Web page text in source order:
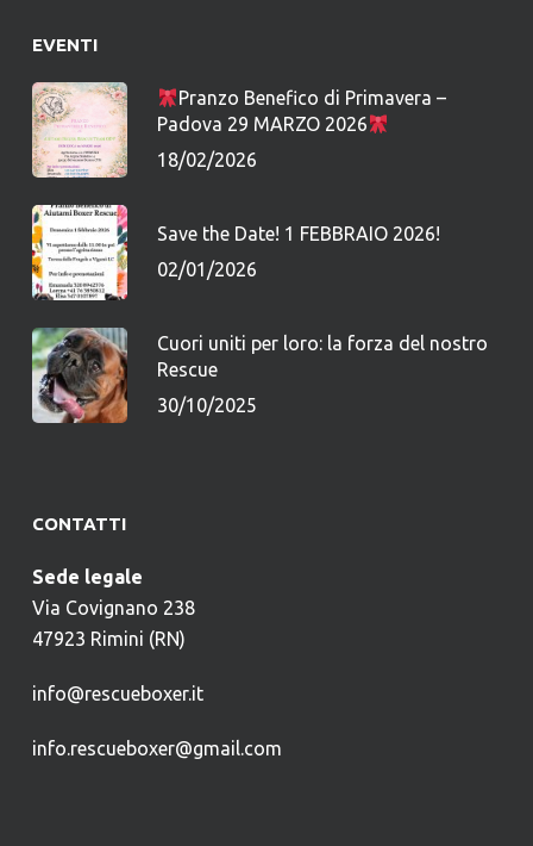
EVENTI
Pranzo Benefico di Primavera –
Padova 29 MARZO 2026
18/02/2026
Save the Date! 1 FEBBRAIO 2026!
02/01/2026
Cuori uniti per loro: la forza del nostro
Rescue
30/10/2025
CONTATTI
Sede legale
Via Covignano 238
47923 Rimini (RN)
info@rescueboxer.it
info.rescueboxer@gmail.com